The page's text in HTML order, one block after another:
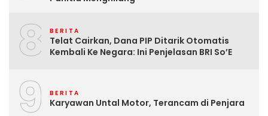
8 BERITA
Telat Cairkan, Dana PIP Ditarik Otomatis
Kembali Ke Negara: Ini Penjelasan BRI So’E
9 BERITA
Karyawan Untal Motor, Terancam di Penjara